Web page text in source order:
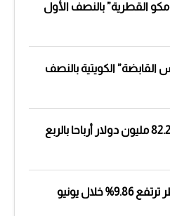
القطرية” بالنصف الأول
القابضة” الكويتية بالنصف
“أكوا السعودية” تحقق 82.2 مليون دولار أرباحا بالربع
خلال يونيو